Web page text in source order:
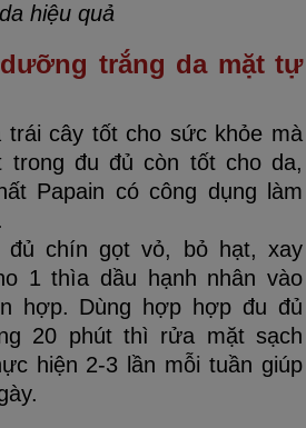
da hiệu quả
trắng da mặt tự
trái cây tốt cho sức khỏe mà
trong đu đủ còn tốt cho da,
Papain có công dụng làm
đủ chín gọt vỏ, bỏ hạt, xay
1 thìa dầu hạnh nhân vào
hợp. Dùng hợp hợp đu đủ
20 phút thì rửa mặt sạch
hiện 2-3 lần mỗi tuần giúp